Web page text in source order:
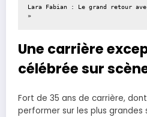
Lara Fabian : Le grand retour
»
Une carrière
célébrée sur
Fort de 35 ans de carrière,
performer sur les plus